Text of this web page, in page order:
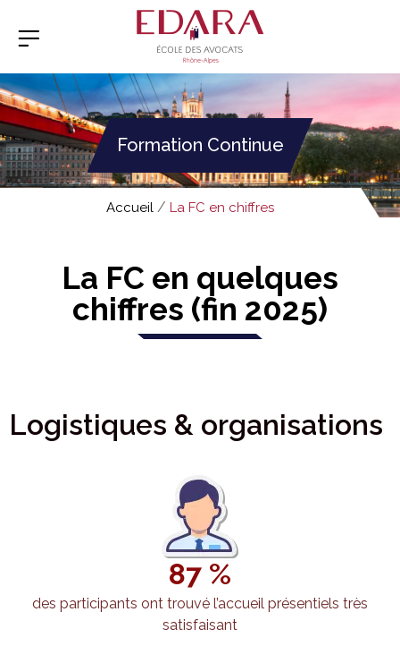
Formation Continue
Accueil/ La FC en chiffres
La FC en quelques
chiffres (fin 2025)
Logistiques & organisations
87 %
des participants ont trouvé l’accueil présentiels très
satisfaisant